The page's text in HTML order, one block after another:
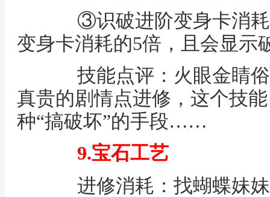
③识破进阶变身卡消耗
变身卡消耗的5倍，且会显示
技能点评：火眼金睛俗
真贵的剧情点进修，这个技
种“搞破坏”的手段……
9.宝石工艺
进修消耗：找蝴蝶妹妹